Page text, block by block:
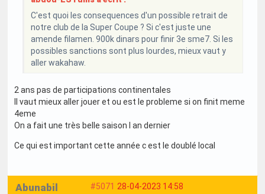
C'est quoi les consequences d'un possible retrait de
notre club de la Super Coupe ? Si c'est juste une
amende filamen. 900k dinars pour finir 3e sme7. Si les
possibles sanctions sont plus lourdes, mieux vaut y
aller wakahaw.
2 ans pas de participations continentales
Il vaut mieux aller jouer et ou est le probleme si on finit meme
4eme
On a fait une très belle saison l an dernier
Ce qui est important cette année c est le doublé local
#5071 28-04-2023 14:58
Abunabil